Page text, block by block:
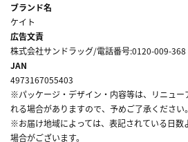
ブランド名
ケイト
広告文責
株式会社サンドラッグ/電話番号:0120-009-368
JAN
4973167055403
※パッケージ・デザイン・内容等は、リニュー
れる場合がありますので、予めご了承ください。
※お届け地域によっては、表記されている日数
場合がございます。